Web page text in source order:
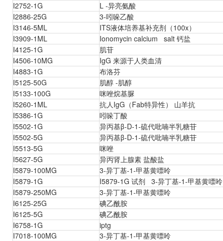
I2752-1G
L -异亮氨酸
I2886-25G
3-吲哚乙酸
I3146-5ML
ITS液体培养基补充剂（100x）
I3909-1ML
Ionomycin calcium salt 钙盐
I4125-1G
肌苷
I4506-10MG
IgG 来源于人类血清
I4883-1G
布洛芬
I5125-50G
肌醇 -肌醇
I5133-100G
咪唑烷基脲
I5260-1ML
抗人IgG（Fab特异性） 山羊抗
I5386-1G
吲哚丁酸
I5502-1G
异丙基β-D-1-硫代吡喃半乳糖苷
I5502-5G
异丙基β-D-1-硫代吡喃半乳糖苷
I5513-5G
咪唑
I5627-5G
异丙肾上腺素 盐酸盐
I5879-100MG
3-异丁基-1-甲基黄嘌呤
I5879-1G
I5879-1G 试剂 3-异丁基-1-甲基黄嘌呤
I5879-250MG
3-异丁基-1-甲基黄嘌呤
I6125-25G
碘乙酰胺
I6125-5G
碘乙酰胺
I6758-1G
iptg
I7018-100MG
3-异丁基-1-甲基黄嘌呤